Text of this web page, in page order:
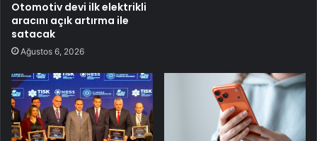
Otomotiv devi ilk elektrikli
aracını açık artırma ile
satacak
Ağustos 6, 2026